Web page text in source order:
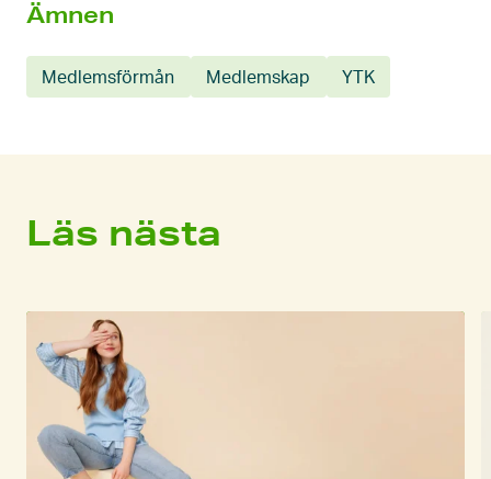
Ämnen
Medlemsförmån Medlemskap YTK
Läs nästa